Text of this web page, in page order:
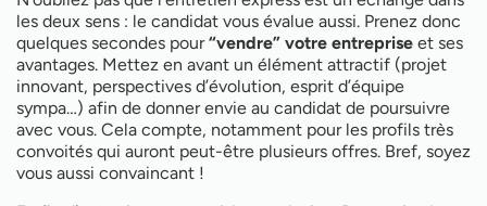
les deux sens : le candidat vous évalue aussi. Prenez donc
quelques secondes pour“vendre” votre entreprise et ses
avantages. Mettez en avant un élément attractif (projet
innovant, perspectives d’évolution, esprit d’équipe
sympa…) afin de donner envie au candidat de poursuivre
avec vous. Cela compte, notamment pour les profils très
convoités qui auront peut-être plusieurs offres. Bref, soyez
vous aussi convaincant !